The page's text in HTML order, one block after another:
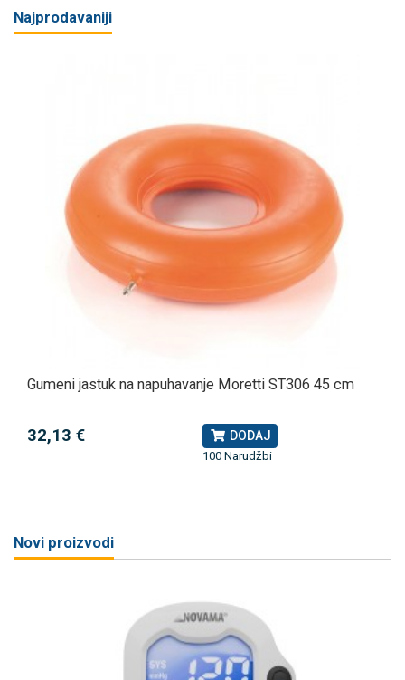
Najprodavaniji
Gumeni jastuk na napuhavanje Moretti ST306 45 cm
32,13 € DODAJ
100 Narudžbi
Novi proizvodi